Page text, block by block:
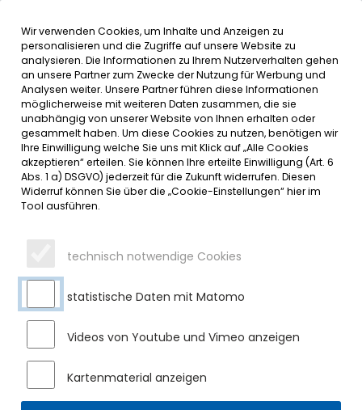
MENÜ
SERVICE
Wir verwenden Cookies, um Inhalte und Anzeigen zu
personalisieren und die Zugriffe auf unsere Website zu
analysieren. Die Informationen zu Ihrem Nutzerverhalten gehen
an unsere Partner zum Zwecke der Nutzung für Werbung und
Analysen weiter. Unsere Partner führen diese Informationen
möglicherweise mit weiteren Daten zusammen, die sie
unabhängig von unserer Website von Ihnen erhalten oder
gesammelt haben. Um diese Cookies zu nutzen, benötigen wir
Ihre Einwilligung welche Sie uns mit Klick auf „Alle Cookies
akzeptieren“ erteilen. Sie können Ihre erteilte Einwilligung (Art. 6
Abs. 1 a) DSGVO) jederzeit für die Zukunft widerrufen. Diesen
Widerruf können Sie über die „Cookie-Einstellungen“ hier im
Tool ausführen.
technisch notwendige Cookies
statistische Daten mit Matomo
Videos von Youtube und Vimeo anzeigen
Kartenmaterial anzeigen